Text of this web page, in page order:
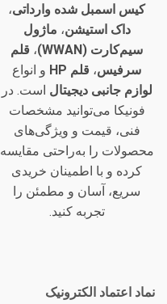
کیس اسمبل شده وارداتی،
داک استیشن، ماژول
سیم‌کارت (WWAN)
، قلم
سرفیس، قلم HP
و انواع
لوازم جانبی دیجیتال است. در
فونیکا می‌توانید مشخصات
فنی، قیمت و ویژگی‌های
محصولات را به‌راحتی مقایسه
کرده و با اطمینان خریدی
سریع، آسان و مطمئن را
تجربه کنید.
نماد اعتماد الکترونیک